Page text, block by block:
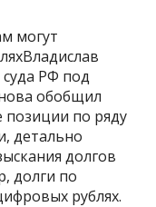
могут
РФ под
обобщил
позиции по ряду
детально
долгов
долги по
рублях.